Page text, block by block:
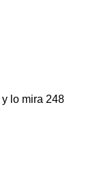
y lo mira 248